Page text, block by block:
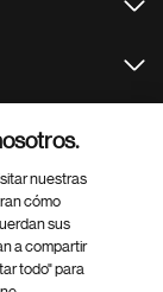
nuestras
cómo
sus
a compartir
todo" para